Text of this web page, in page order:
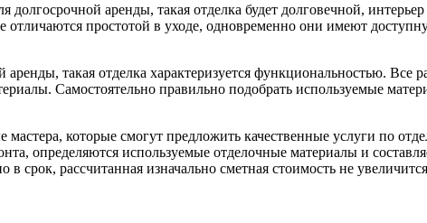
долгосрочной аренды, такая отделка будет долговечной,
простотой в уходе, одновременно они имеют
такая отделка характеризуется функциональностью.
Самостоятельно правильно подобрать используемые
которые смогут предложить качественные услуги по
определяются используемые отделочные материалы и
срок, рассчитанная изначально сметная стоимость не